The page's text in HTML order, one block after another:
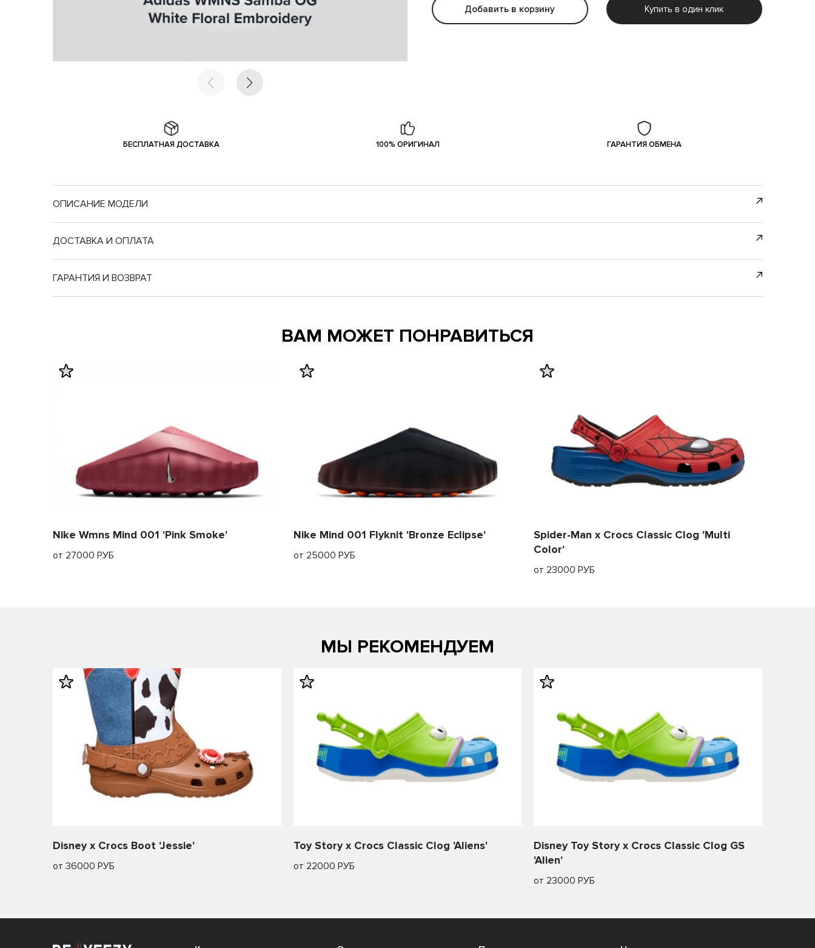
Добавить в корзину Купить в один клик
БЕСПЛАТНАЯ ДОСТАВКА 100% ОРИГИНАЛ ГАРАНТИЯ ОБМЕНА
ОПИСАНИЕ МОДЕЛИ
ДОСТАВКА И ОПЛАТА
ГАРАНТИЯ И ВОЗВРАТ
ВАМ МОЖЕТ ПОНРАВИТЬСЯ
Nike Wmns Mind 001 'Pink Smoke'
от 27000 РУБ
Nike Mind 001 Flyknit 'Bronze Eclipse'
от 25000 РУБ
Spider-Man x Crocs Classic Clog 'Multi
Color'
от 23000 РУБ
МЫ РЕКОМЕНДУЕМ
Disney x Crocs Boot 'Jessie'
от 36000 РУБ
Toy Story x Crocs Classic Clog 'Aliens'
от 22000 РУБ
Disney Toy Story x Crocs Classic Clog GS
'Alien'
от 23000 РУБ